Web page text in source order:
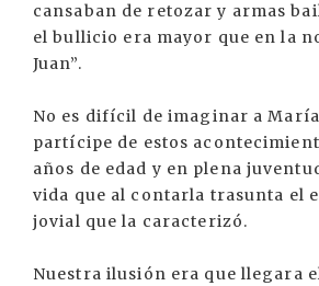
cansaban de retozar y armas
el bullicio era mayor que en la
Juan”.
No es difícil de imaginar a
partícipe de estos
años de edad y en plena
vida que al contarla trasunta el
jovial que la caracterizó.
Nuestra ilusión era que llegara